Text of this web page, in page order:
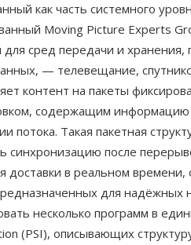
как часть системного
Moving Picture Experts
сред передачи и
— телевещание,
контент на пакеты
содержащим
потока. Такая пакетная
синхронизацию после
доставки в реальном
для надёжных
несколько программ в
(PSI), описывающих